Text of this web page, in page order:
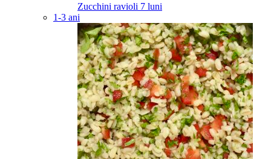
Zucchini ravioli 7 luni
1-3 ani